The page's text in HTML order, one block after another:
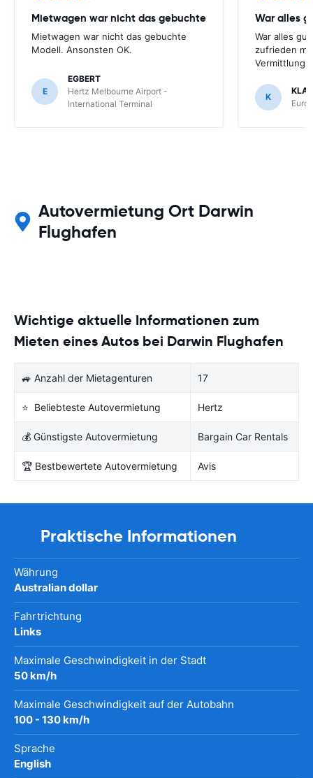
Mietwagen war nicht das gebuchte
Mietwagen war nicht das gebuchte
Modell. Ansonsten OK.
E
EGBERT
Hertz Melbourne Airport -
International Terminal
War alles
War alles
zufrieden
Vermittlung
K
Autovermietung Ort Darwin
Flughafen
Wichtige aktuelle Informationen zum
Mieten eines Autos bei Darwin Flughafen
🚙 Anzahl der Mietagenturen 17
⭐ Beliebteste Autovermietung Hertz
💰 Günstigste Autovermietung Bargain Car Rentals
🏆 Bestbewertete Autovermietung Avis
Praktische Informationen
Währung
Australian dollar
Fahrtrichtung
Links
Maximale Geschwindigkeit in der Stadt
50 km/h
Maximale Geschwindigkeit auf der Autobahn
100 - 130 km/h
Sprache
English